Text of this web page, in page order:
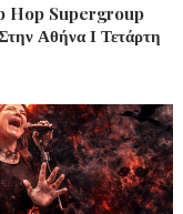
Hop Supergroup
Αθήνα Ι Τετάρτη